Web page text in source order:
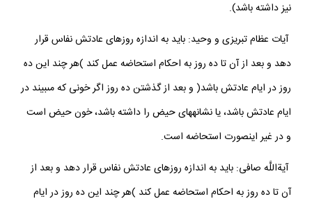
نيز داشته باشد).
آيات عظام تبريزى و وحيد: بايد به اندازه روزهاى عادتش نفاس قرار
دهد و بعد از آن تا ده روز به احكام استحاضه عمل كند )هر چند اين ده
روز در ايام عادتش باشد( و بعد از گذشتن ده روز اگر خونى كه مى‏بيند در
ايام عادتش باشد، يا نشانه‏هاى حيض را داشته باشد، خون حيض است
و در غير اين‏صورت استحاضه است.
آيةاللَّه صافى: بايد به اندازه روزهاى عادتش نفاس قرار دهد و بعد از
آن تا ده روز به احكام استحاضه عمل كند )هر چند اين ده روز در ايام